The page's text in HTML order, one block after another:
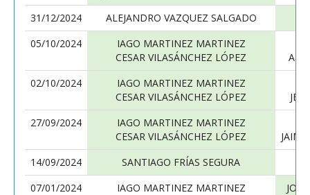
31/12/2024
ALEJANDRO VAZQUEZ SALGADO
05/10/2024
IAGO MARTINEZ MARTINEZ
CESAR VILASÁNCHEZ LÓPEZ
02/10/2024
IAGO MARTINEZ MARTINEZ
CESAR VILASÁNCHEZ LÓPEZ
27/09/2024
IAGO MARTINEZ MARTINEZ
CESAR VILASÁNCHEZ LÓPEZ
14/09/2024
SANTIAGO FRÍAS SEGURA
07/01/2024
IAGO MARTINEZ MARTINEZ